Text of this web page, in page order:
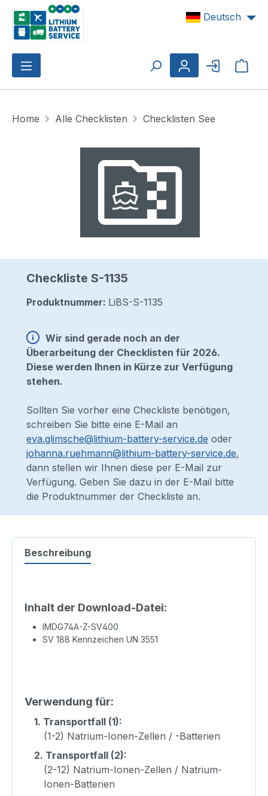
Zum Hauptinhalt springen Deutsch
Home Alle Checklisten
Checklisten See
Checkliste S-1135
Produktnummer: LiBS-S-1135
Wir sind gerade noch an der
Überarbeitung der Checklisten für 2026.
Diese werden Ihnen in Kürze zur Verfügung
stehen.
Sollten Sie vorher eine Checkliste benötigen,
schreiben Sie bitte eine E-Mail an
eva.glimsche@lithium-battery-service.de oder
johanna.ruehmann@lithium-battery-service.de,
dann stellen wir Ihnen diese per E-Mail zur
Verfügung. Geben Sie dazu in der E-Mail bitte
die Produktnummer der Checkliste an.
Beschreibung
Inhalt der Download-Datei:
IMDG74A-Z-SV400
SV 188 Kennzeichen UN 3551
Verwendung für:
1. Transportfall (1):
(1-2) Natrium-Ionen-Zellen / -Batterien
2. Transportfall (2):
(2-12) Natrium-Ionen-Zellen / Natrium-
Ionen-Batterien